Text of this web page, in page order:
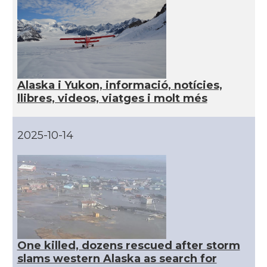
CAMON Catalans a Houston - Texas
CAMON
CAMON Catalans a IOWA
CAMON Catalans a IRVINE
CAMON Catalans a Jacksonville
CAMON Catalans a Kentucky
CAMON Catalans a Las Vegas
CAMON Catalans a Los Angeles
Alaska i Yukon, informació, notícies,
llibres, videos, viatges i molt més
2025-10-14
One killed, dozens rescued after storm
slams western Alaska as search for